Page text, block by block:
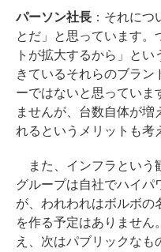
パーソン社長：それにつ
とだ」と思っています。
トが拡大するから」と
きているそれらのブラン
ーではないと思っていま
ませんが、台数自体が増
れるというメリットも考
また、インフラという
グループは自社でハイパ
が、われわれはボルボの
を作る予定はありません
え、次はパブリックなも